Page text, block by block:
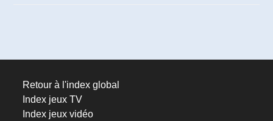
Retour à l'index global
Index jeux TV
Index jeux vidéo